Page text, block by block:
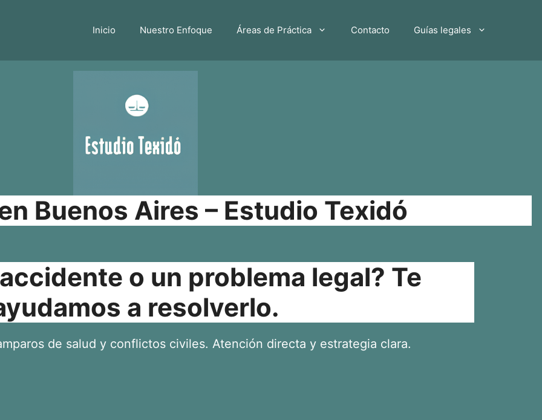
Inicio Nuestro Enfoque Áreas de Práctica Contacto Guías legales
Buenos Aires – Estudio Texidó
o un problema legal? Te
a resolverlo.
de salud y conflictos civiles. Atención directa y estrategia clara.